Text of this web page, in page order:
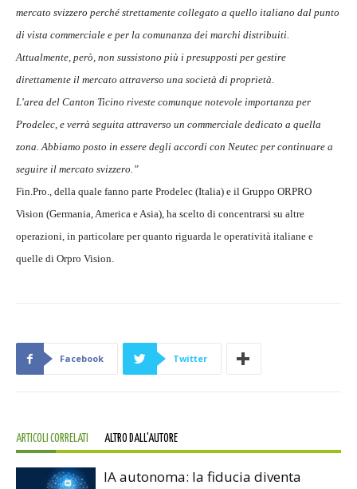
mercato svizzero perché strettamente collegato a quello italiano dal punto
di vista commerciale e per la comunanza dei marchi distribuiti.
Attualmente, però, non sussistono più i presupposti per gestire
direttamente il mercato attraverso una società di proprietà.
L'area del Canton Ticino riveste comunque notevole importanza per
Prodelec, e verrà seguita attraverso un commerciale dedicato a quella
zona. Abbiamo posto in essere degli accordi con Neutec per continuare a
seguire il mercato svizzero.”
Fin.Pro., della quale fanno parte Prodelec (Italia) e il Gruppo ORPRO
Vision (Germania, America e Asia), ha scelto di concentrarsi su altre
operazioni, in particolare per quanto riguarda le operatività italiane e
quelle di Orpro Vision.
Facebook Twitter
ARTICOLI CORRELATI ALTRO DALL'AUTORE
IA autonoma: la fiducia diventa